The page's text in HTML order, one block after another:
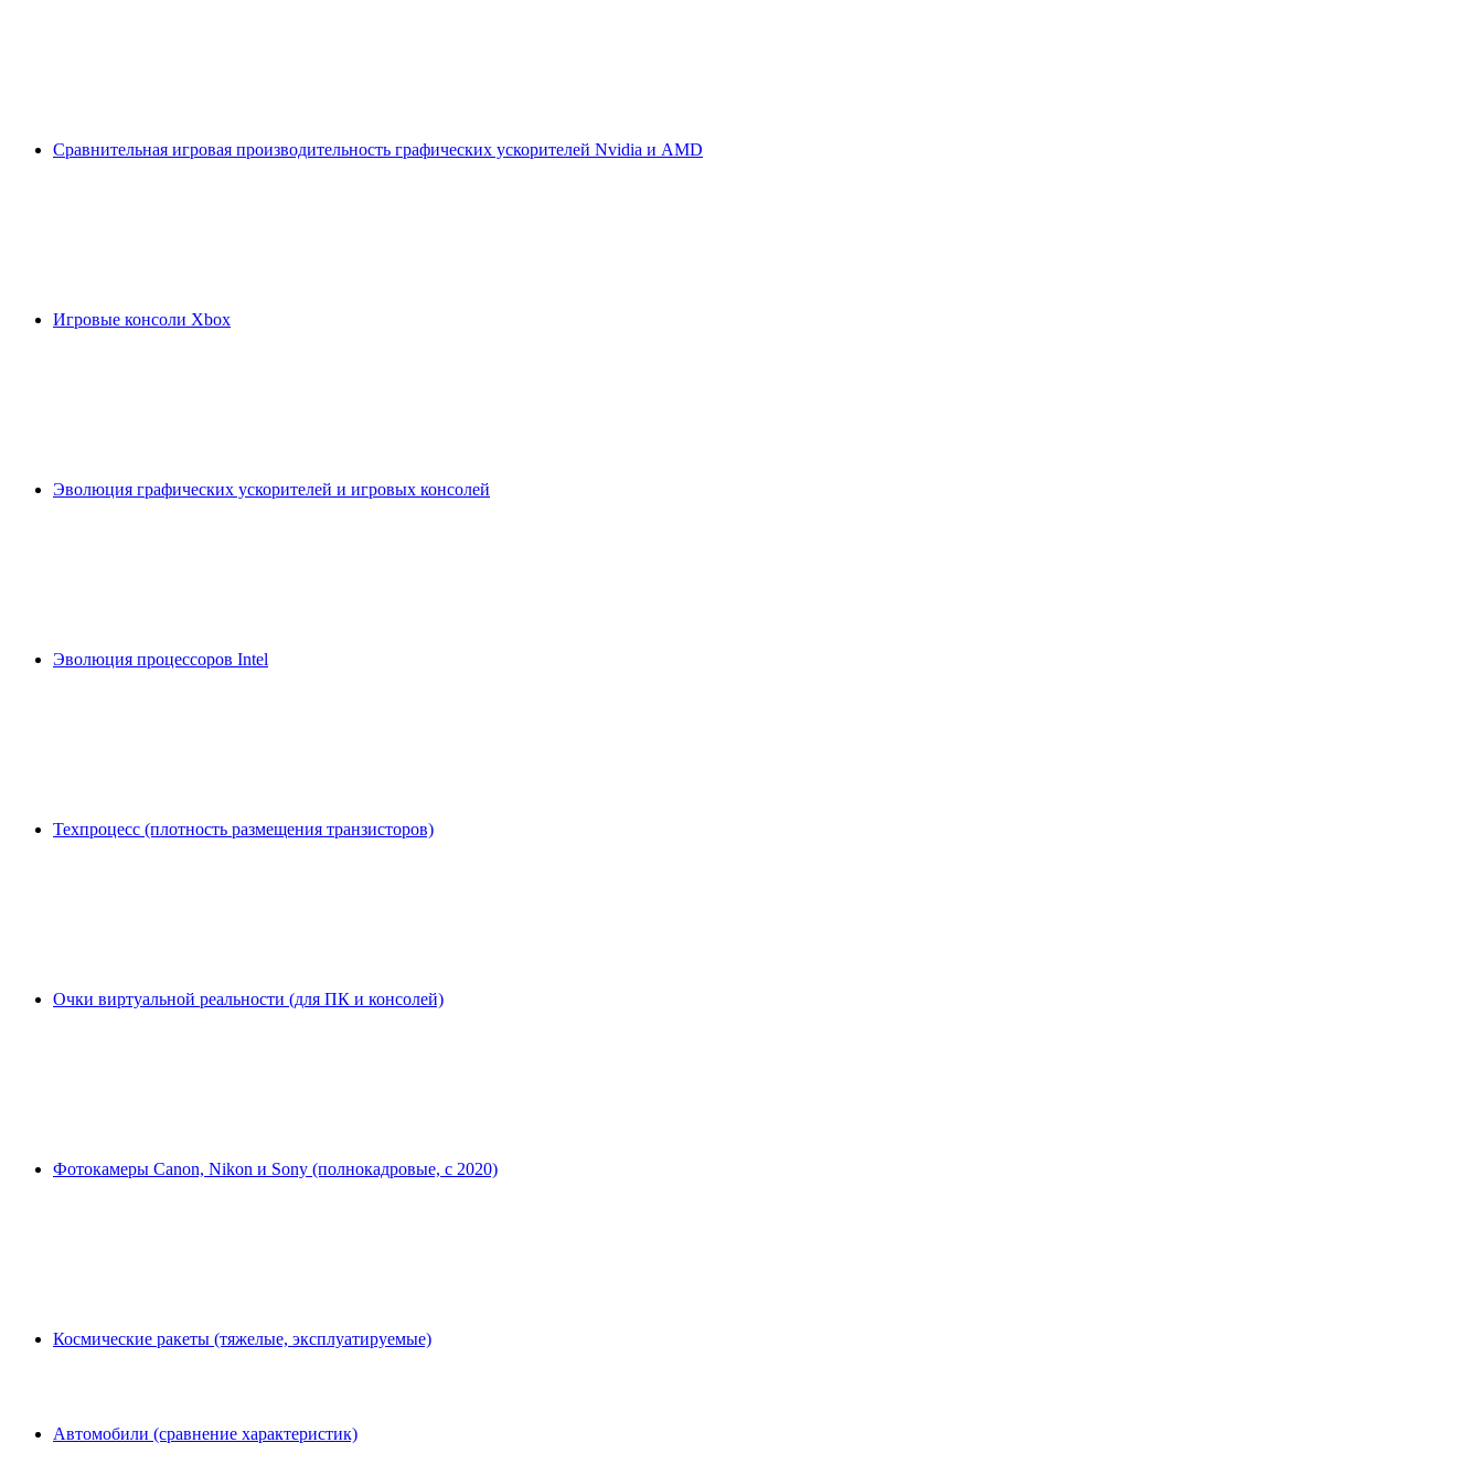
Сравнительная игровая производительность графических ускорителей Nvidia и AMD
Игровые консоли Xbox
Эволюция графических ускорителей и игровых консолей
Эволюция процессоров Intel
Техпроцесс (плотность размещения транзисторов)
Очки виртуальной реальности (для ПК и консолей)
Фотокамеры Canon, Nikon и Sony (полнокадровые, с 2020)
Космические ракеты (тяжелые, эксплуатируемые)
Автомобили (сравнение характеристик)